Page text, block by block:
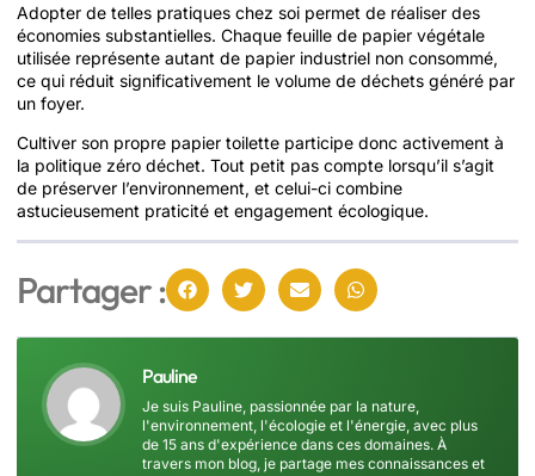
Adopter de telles pratiques chez soi permet de réaliser des
économies substantielles. Chaque feuille de papier végétale
utilisée représente autant de papier industriel non consommé,
ce qui réduit significativement le volume de déchets généré par
un foyer.
Cultiver son propre papier toilette participe donc activement à
la politique zéro déchet. Tout petit pas compte lorsqu’il s’agit
de préserver l’environnement, et celui-ci combine
astucieusement praticité et engagement écologique.
Partager :
Pauline
Je suis Pauline, passionnée par la nature,
l'environnement, l'écologie et l'énergie, avec plus
de 15 ans d'expérience dans ces domaines. À
travers mon blog, je partage mes connaissances et